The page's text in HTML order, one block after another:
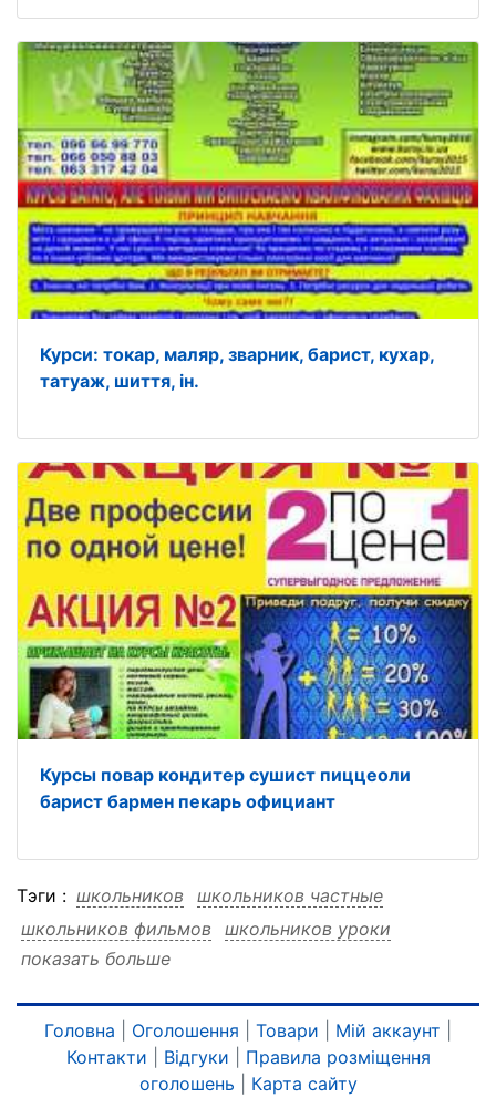
Курси: токар, маляр, зварник, барист, кухар,
татуаж, шиття, ін.
Курсы повар кондитер сушист пиццеоли
барист бармен пекарь официант
Тэги : школьников
школьников частные
школьников фильмов
школьников уроки
школьников создание
школьников игр частные
школьников игр фильмов
школьников игр уроки
школьников игр создание
показать больше
Головна Оголошення Товари Мій аккаунт
Контакти
Відгуки
Правила розміщення
оголошень
Карта сайту